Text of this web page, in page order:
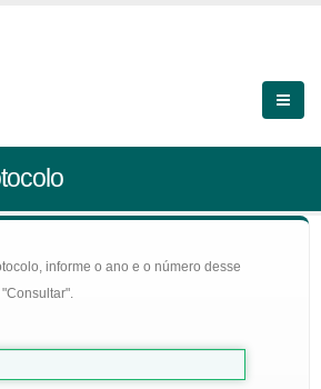
informe o ano e o número desse